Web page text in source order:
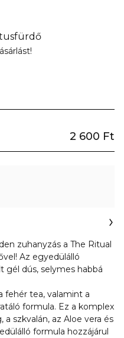
2 600 Ft
zuhanyzás a The Ritual
Az egyedülálló
gél dús, selymes habbá
fehér tea, valamint a
formula. Ez a komplex
a szkvalán, az Aloe vera és
formula hozzájárul